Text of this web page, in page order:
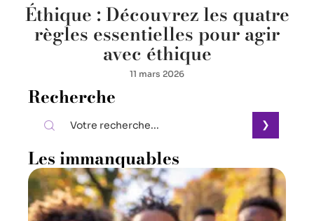
Éthique : Découvrez les quatre
règles essentielles pour agir
avec éthique
11 mars 2026
Recherche
Les immanquables